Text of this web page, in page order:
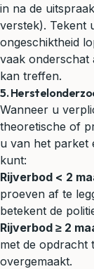
in na de
verstek). Tekent
ongeschiktheid
vaak
kan treffen.
5.
Wanneer u
theoretische of
u van het parket
kunt:
Rijverbod < 2
proeven af te
betekent de
Rijverbod ≥ 2
met de opdracht
overgemaakt.